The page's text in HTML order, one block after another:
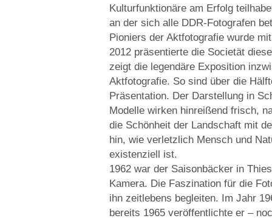
Kulturfunktionäre am Erfolg
an der sich alle DDR-Fotografen
Pioniers der Aktfotografie wurde
2012 präsentierte die Societät
zeigt die legendäre Exposition
Aktfotografie. So sind über die
Präsentation. Der Darstellung in
Modelle wirken hinreißend frisch,
die Schönheit der Landschaft mit
hin, wie verletzlich Mensch und
existenziell ist.
1962 war der Saisonbäcker in
Kamera. Die Faszination für die
ihn zeitlebens begleiten. Im Jahr
bereits 1965 veröffent­lichte er –